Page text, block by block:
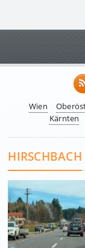
Wien
Kärnten
HIRSCHBACH